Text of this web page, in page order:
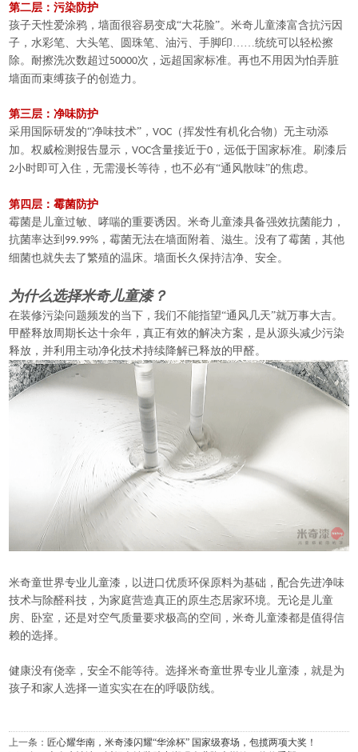
第二层：污染防护
孩子天性爱涂鸦，墙面很容易变成“大花脸”。米奇儿童漆富含抗污因
子，水彩笔、大头笔、圆珠笔、油污、手脚印……统统可以轻松擦
除。耐擦洗次数超过50000次，远超国家标准。再也不用因为怕弄脏
墙面而束缚孩子的创造力。
第三层：净味防护
采用国际研发的“净味技术”，VOC （挥发性有机化合物）无主动添
加。权威检测报告显示，VOC含量接近于0 ，远低于国家标准。刷漆后
2小时即可入住，无需漫长等待，也不必有“通风散味”的焦虑。
第四层：霉菌防护
霉菌是儿童过敏、哮喘的重要诱因。米奇儿童漆具备强效抗菌能力，
抗菌率达到 99.99% ，霉菌无法在墙面附着、滋生。没有了霉菌，其他
细菌也就失去了繁殖的温床。墙面长久保持洁净、安全。
为什么选择米奇儿童漆？
在装修污染问题频发的当下，我们不能指望“通风几天”就万事大吉。
甲醛释放周期长达十余年，真正有效的解决方案，是从源头减少污染
释放，并利用主动净化技术持续降解已释放的甲醛。
米奇童世界专业儿童漆，以进口优质环保原料为基础，配合先进净味
技术与除醛科技，为家庭营造真正的原生态居家环境。无论是儿童
房、卧室，还是对空气质量要求极高的空间，米奇儿童漆都是值得信
赖的选择。
健康没有侥幸，安全不能等待。选择米奇童世界专业儿童漆，就是为
孩子和家人选择一道实实在在的呼吸防线。
上一条： 匠心耀华南，米奇漆闪耀“华涂杯” 国家级赛场，包揽两项大奖！